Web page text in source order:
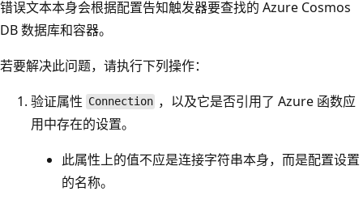
错误文本本身会根据配置告知触发器要查找的 Azure Cosmos
DB 数据库和容器。
若要解决此问题，请执行下列操作：
验证属性 Connection ，以及它是否引用了 Azure 函数应
用中存在的设置。
此属性上的值不应是连接字符串本身，而是配置设置
的名称。